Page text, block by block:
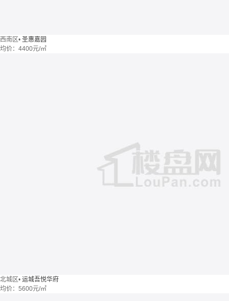
西南区• 圣惠嘉园
均价： 4400元/㎡
北城区• 运城吾悦华府
均价： 5600元/㎡